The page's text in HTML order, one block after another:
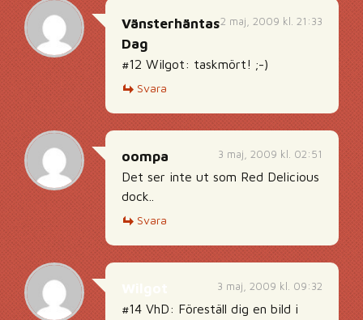
2 maj, 2009 kl. 21:33
Vänsterhäntas
Dag
#12 Wilgot: taskmört! ;-)
Svara
3 maj, 2009 kl. 02:51
oompa
Det ser inte ut som Red Delicious
dock..
Svara
3 maj, 2009 kl. 09:32
#14 VhD: Föreställ dig en bild i